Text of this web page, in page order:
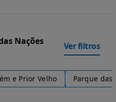
Nações
Ver filtros
e Prior Velho Parque das